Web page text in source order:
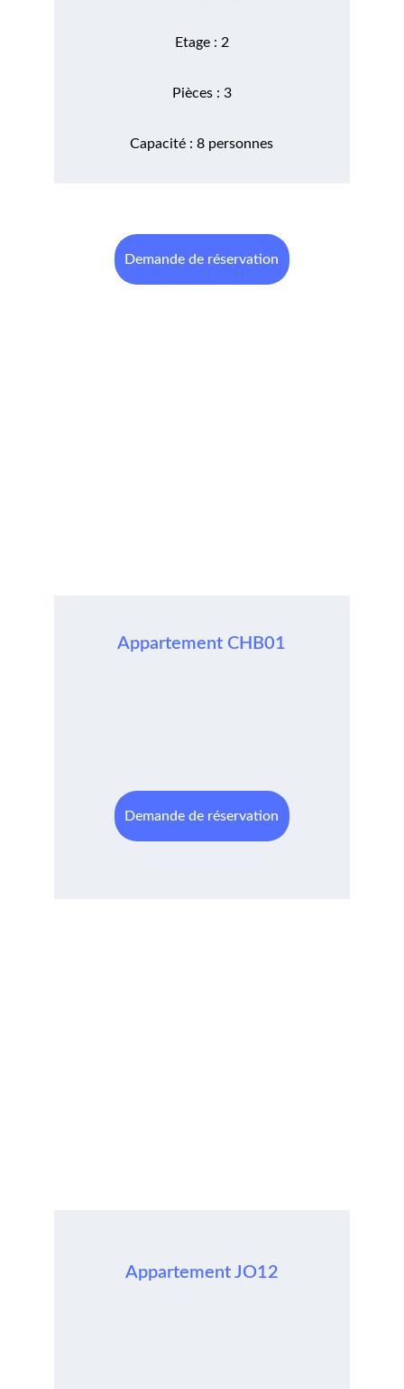
Etage : 2
Pièces : 3
Capacité : 8 personnes
Demande de réservation
Appartement CHB01
Demande de réservation
Appartement JO12